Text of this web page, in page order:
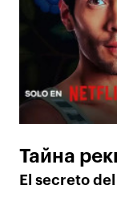
Тайна
El secreto